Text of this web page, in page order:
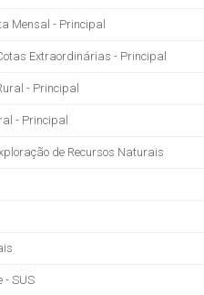
Mensal - Principal
Extraordinárias - Principal
- Principal
- Principal
de Recursos Naturais
- SUS